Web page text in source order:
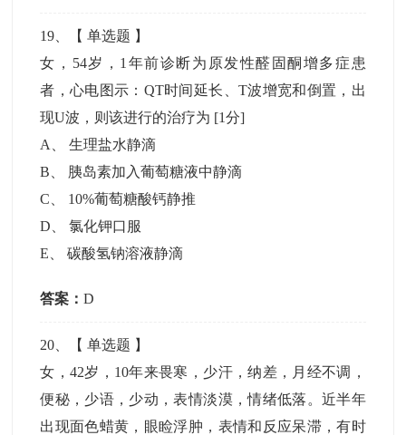
19 、【单选题 】
女，54岁，1年前诊断为原发性醛固酮增多症患
者，心电图示：QT时间延长、T波增宽和倒置，出
现U波，则该进行的治疗为 [1分]
A
、生理盐水静滴
B
胰岛素加入葡萄糖液中静滴
C
10%葡萄糖酸钙静推
D 、氯化钾口服
E 、碳酸氢钠溶液静滴
答案：D
20 、【单选题 】
女，42岁，10年来畏寒，少汗，纳差，月经不调，
便秘，少语，少动，表情淡漠，情绪低落。近半年
出现面色蜡黄，眼睑浮肿，表情和反应呆滞，有时